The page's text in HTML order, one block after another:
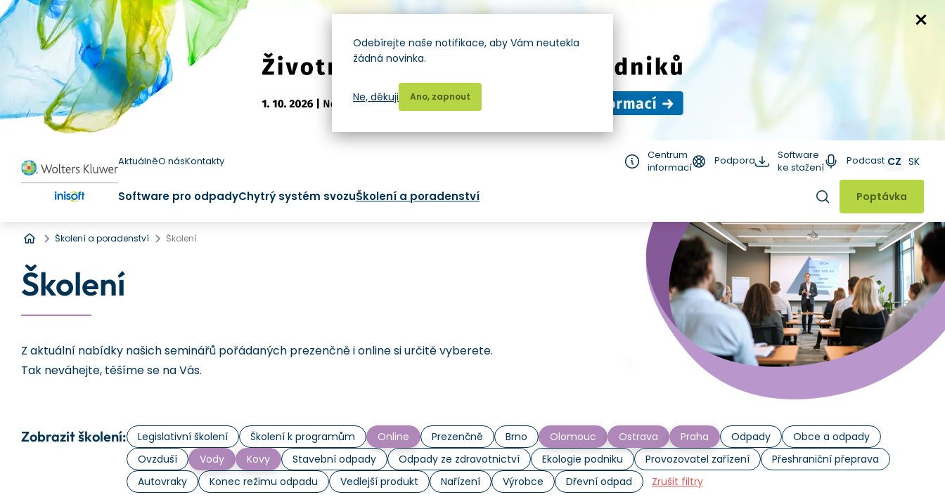
AktuálněO násKontakty
Centrum
informací
Podpora
Software
ke stažení
Podcast CZ SK
Software pro odpadyChytrý systém svozuŠkolení a poradenství Hledat
Poptávka
Úvod
Školení a poradenství Školení
Školení
Z aktuální nabídky našich seminářů pořádaných prezenčně i online si určitě vyberete.
Tak neváhejte, těšíme se na Vás.
Zobrazit školení: Legislativní školení Školení k programům Online Prezenčně Brno Olomouc Ostrava Praha Odpady
Obce a odpady
Ovzduší
Vody Kovy Stavební odpady Odpady ze zdravotnictví Ekologie podniku Provozovatel zařízení
Přeshraniční přeprava
Autovraky
Konec režimu odpadu Vedlejší produkt Nařízení Výrobce Dřevní odpad Zrušit filtry
Odebírejte naše notifikace, aby Vám neutekla
žádná novinka.
Ano, zapnout
Ne, děkuji